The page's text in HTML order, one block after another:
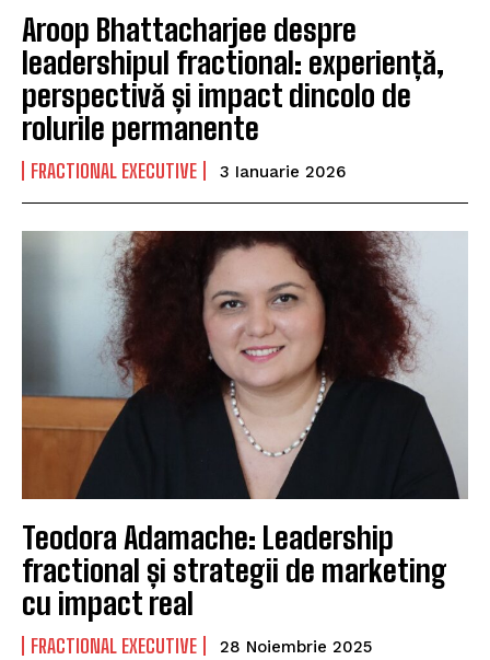
Aroop Bhattacharjee despre
leadershipul fractional: experiență,
perspectivă și impact dincolo de
rolurile permanente
FRACTIONAL EXECUTIVE 3 Ianuarie 2026
Teodora Adamache: Leadership
fractional și strategii de marketing
cu impact real
FRACTIONAL EXECUTIVE 28 Noiembrie 2025